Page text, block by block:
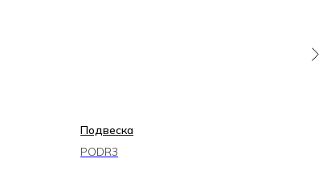
Подвеска
PODR3